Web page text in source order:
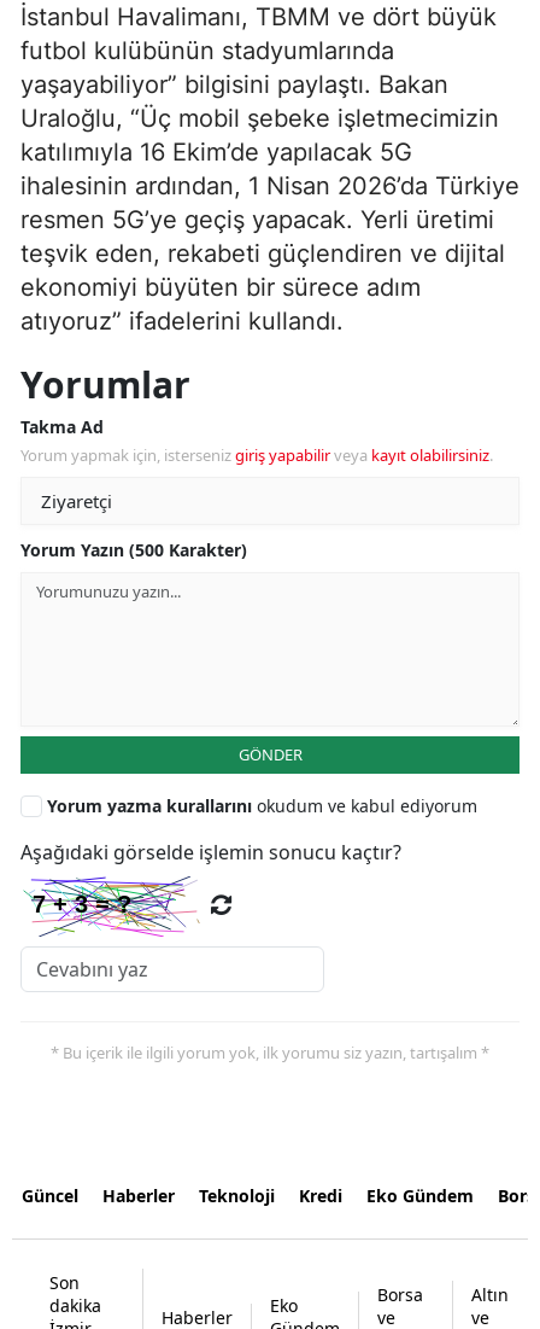
İstanbul Havalimanı, TBMM ve dört büyük
futbol kulübünün stadyumlarında
yaşayabiliyor” bilgisini paylaştı. Bakan
Uraloğlu, “Üç mobil şebeke işletmecimizin
katılımıyla 16 Ekim’de yapılacak 5G
ihalesinin ardından, 1 Nisan 2026’da Türkiye
resmen 5G’ye geçiş yapacak. Yerli üretimi
teşvik eden, rekabeti güçlendiren ve dijital
ekonomiyi büyüten bir sürece adım
atıyoruz” ifadelerini kullandı.
Yorumlar
Takma Ad
Yorum yapmak için, istersenizgiriş yapabilirveya kayıt olabilirsiniz.
Yorum Yazın (500 Karakter)
GÖNDER
Yorum yazma kurallarını okudum ve kabul ediyorum
Aşağıdaki görselde işlemin sonucu kaçtır?
* Bu içerik ile ilgili yorum yok, ilk yorumu siz yazın, tartışalım *
Güncel Haberler Teknoloji Kredi Eko Gündem
Son
dakika
Haberler
Eko
Borsa
ve
Altın
ve